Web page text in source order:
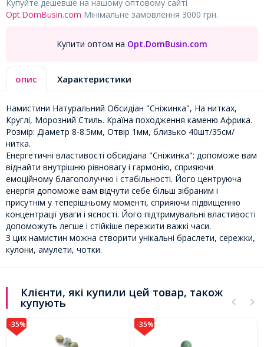
Купуйте дешевше на нашому оптовому сайті
Opt.DomBusin.com Мінімальне замовлення 3000 грн.
Купити оптом на Opt.DomBusin.com
опис Характеристики
Намистини Натуральний Обсидіан "Сніжинка", На нитках,
Круглі, Морозний Стиль. Країна походження каменю Африка.
Розмір: Діаметр 8-8.5мм, Отвір 1мм, близько 40шт/35см/
нитка.
Енергетичні властивості обсидіана "Сніжинка": допоможе вам
віднайти внутрішню рівновагу і гармонію, сприяючи
емоційному благополуччю і стабільності. Його центруюча
енергія допоможе вам відчути себе більш зібраним і
присутнім у теперішньому моменті, сприяючи підвищенню
концентрації уваги і ясності. Його підтримувальні властивості
допоможуть легше і стійкіше пережити важкі часи.
З цих намистин можна створити унікальні браслети, сережки,
кулони, амулети, чотки.
Клієнти, які купили цей товар, також
купують
-35% -35%